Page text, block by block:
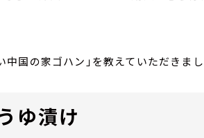
中国の家ゴハン」を教えていただきまし
ゆ漬け